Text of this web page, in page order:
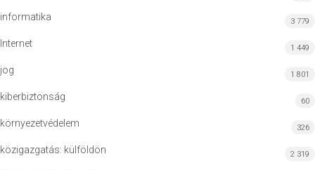
informatika 3 779
Internet 1 449
jog 1 801
kiberbiztonság 60
környezetvédelem 326
közigazgatás: külföldön 2 319